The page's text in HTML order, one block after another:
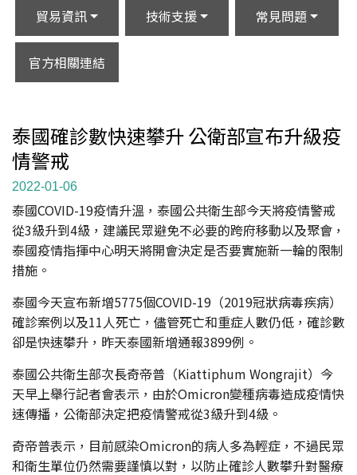
貿易資訊 技術支援 常見問題
官方相關連結
泰國確診數快速攀升 公衛部宣布升級疫
情警戒
2022-01-06
泰國COVID-19疫情升溫，泰國公共衛生部今天將疫情警戒
從3級升到4級，建議民眾避免不必要的跨府移動以及聚會，
泰國疫情指揮中心明天將開會決定是否要實施新一輪的限制
措施。
泰國今天宣布新增5775個COVID-19（2019冠狀病毒疾病）
確診案例以及11人死亡，儘管死亡和重症人數仍低，確診數
卻是快速攀升，昨天泰國新增通報3899例。
泰國公共衛生部次長奇帝普（Kiattiphum Wongrajit）今
天早上舉行記者會表示，由於Omicron變種病毒造成疫情快
速傳播，公衛部決定把疫情警戒從3級升到4級。
奇帝普表示，目前感染Omicron的病人多為輕症，不過民眾
和衛生單位仍然需要謹慎以對，以防止確診人數攀升對醫療